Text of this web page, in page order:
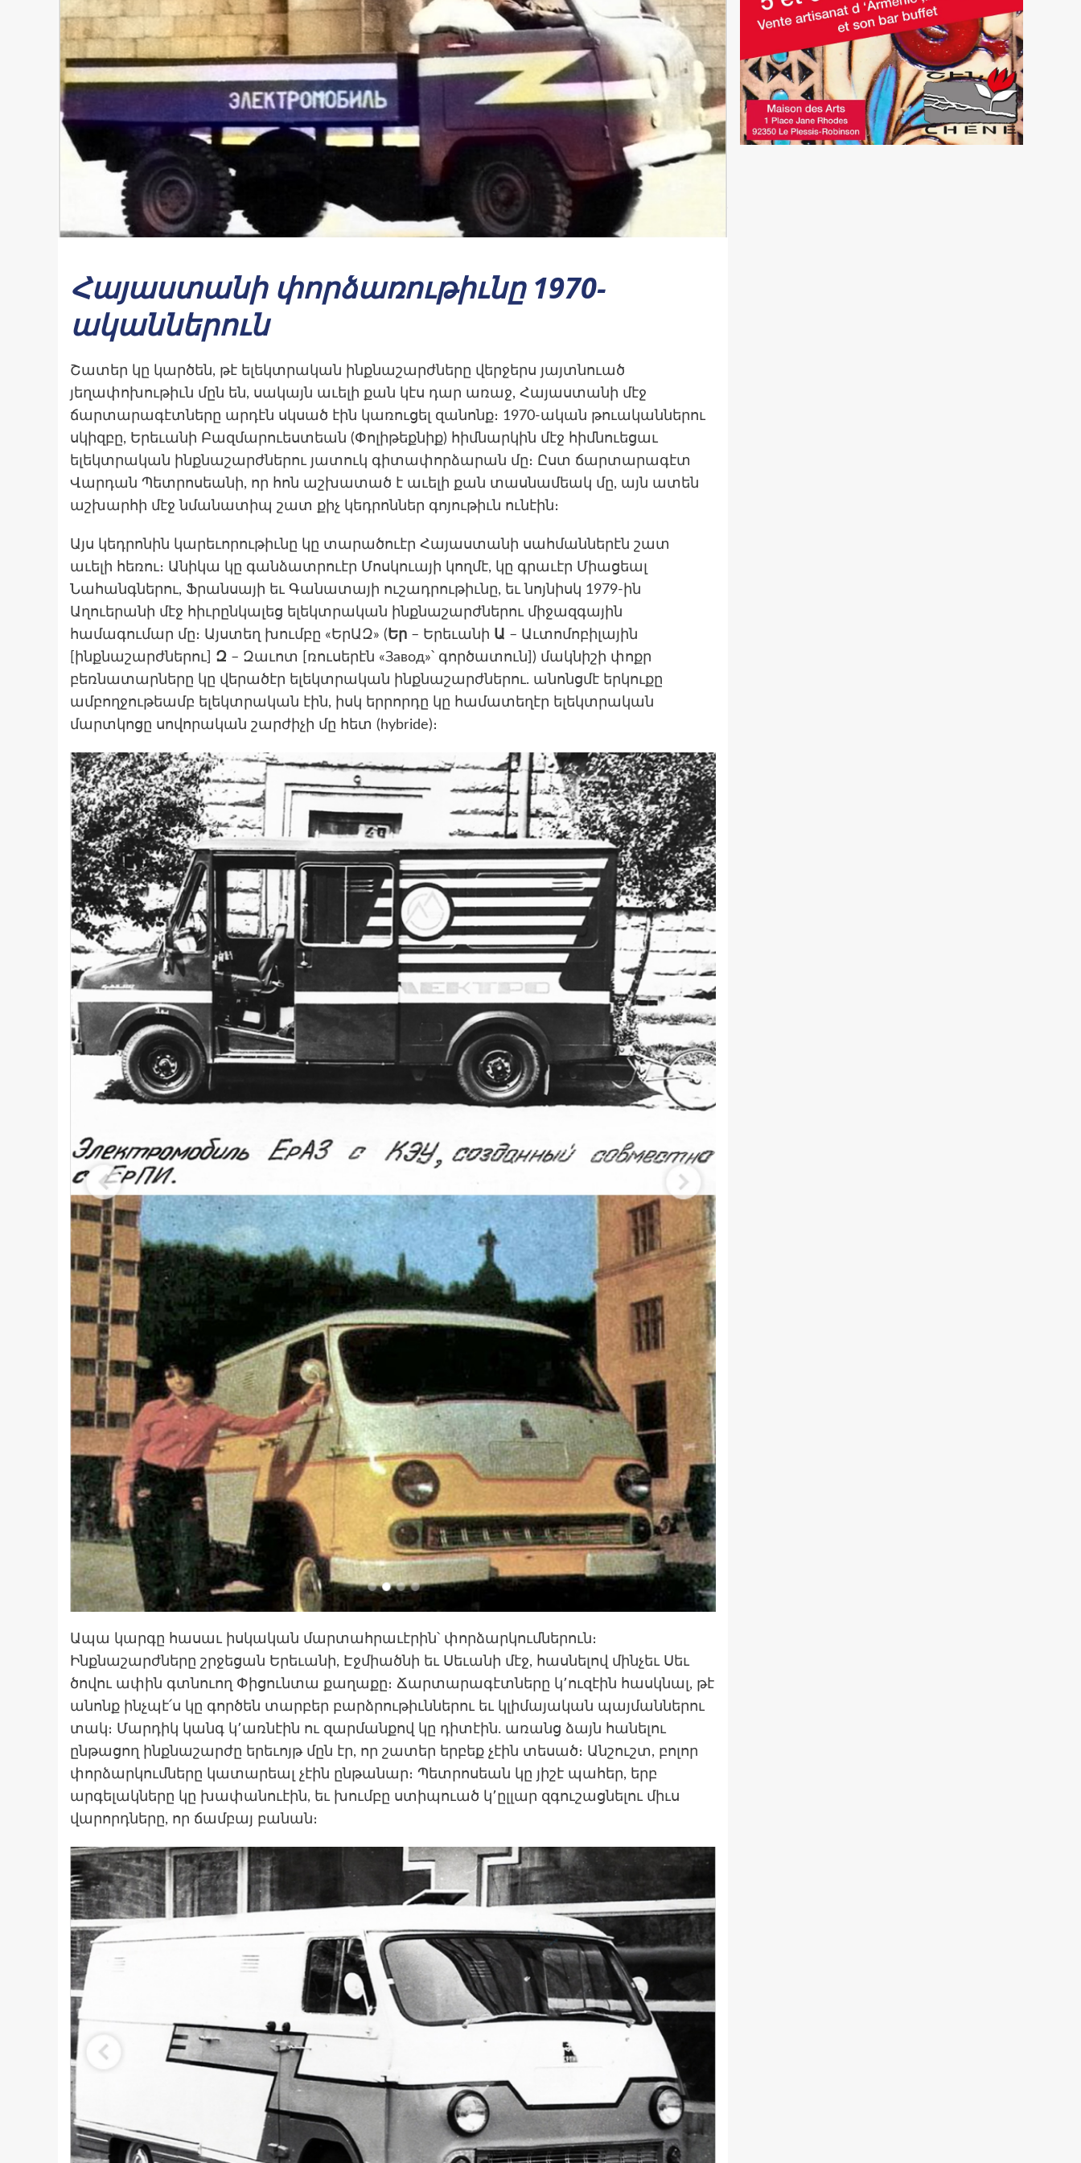
Հայաստանի փորձառութիւնը 1970-
ականներուն
Շատեր կը կարծեն, թէ ելեկտրական ինքնաշարժները վերջերս յայտնուած
յեղափոխութիւն մըն են, սակայն աւելի քան կէս դար առաջ, Հայաստանի մէջ
ճարտարագէտները արդէն սկսած էին կառուցել զանոնք։ 1970-ական թուականներու
սկիզբը, Երեւանի Բազմարուեստեան (Փոլիթեքնիք) հիմնարկին մէջ հիմնուեցաւ
ելեկտրական ինքնաշարժներու յատուկ գիտափորձարան մը։ Ըստ ճարտարագէտ
Վարդան Պետրոսեանի, որ հոն աշխատած է աւելի քան տասնամեակ մը, այն ատեն
աշխարհի մէջ նմանատիպ շատ քիչ կեդրոններ գոյութիւն ունէին։
Այս կեդրոնին կարեւորութիւնը կը տարածուէր Հայաստանի սահմաններէն շատ
աւելի հեռու։ Անիկա կը գանձատրուէր Մոսկուայի կողմէ, կը գրաւէր Միացեալ
Նահանգներու, Ֆրանսայի եւ Գանատայի ուշադրութիւնը, եւ նոյնիսկ 1979-ին
Աղուերանի մէջ հիւրընկալեց ելեկտրական ինքնաշարժներու միջազգային
համագումար մը։ Այստեղ խումբը «ԵրԱԶ» (Եր – Երեւանի Ա – Աւտոմոբիլային
[ինքնաշարժներու] Զ – Զաւոտ [ռուսերէն «Завод»՝ գործատուն]) մակնիշի փոքր
բեռնատարները կը վերածէր ելեկտրական ինքնաշարժներու. անոնցմէ երկուքը
ամբողջութեամբ ելեկտրական էին, իսկ երրորդը կը համատեղէր ելեկտրական
մարտկոցը սովորական շարժիչի մը հետ (hybride)։
Ապա կարգը հասաւ իսկական մարտահրաւէրին՝ փորձարկումներուն։
Ինքնաշարժները շրջեցան Երեւանի, Էջմիածնի եւ Սեւանի մէջ, հասնելով մինչեւ Սեւ
ծովու ափին գտնուող Փիցունտա քաղաքը։ Ճարտարագէտները կ՚ուզէին հասկնալ, թէ
անոնք ինչպէ՛ս կը գործեն տարբեր բարձրութիւններու եւ կլիմայական պայմաններու
տակ։ Մարդիկ կանգ կ՚առնէին ու զարմանքով կը դիտէին. առանց ձայն հանելու
ընթացող ինքնաշարժը երեւոյթ մըն էր, որ շատեր երբեք չէին տեսած։ Անշուշտ, բոլոր
փորձարկումները կատարեալ չէին ընթանար։ Պետրոսեան կը յիշէ պահեր, երբ
արգելակները կը խափանուէին, եւ խումբը ստիպուած կ՚ըլլար զգուշացնելու միւս
վարորդները, որ ճամբայ բանան։